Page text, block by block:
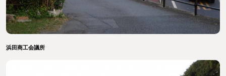
浜田商工会議所